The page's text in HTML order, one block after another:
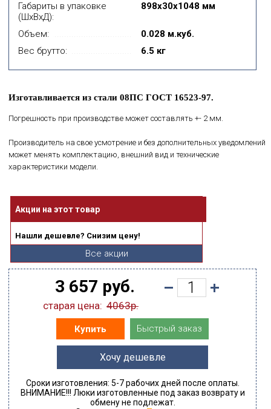
Габариты в упаковке
(ШхВхД):
898x30x1048 мм
Объем:
0.028 м.куб.
Вес брутто:
6.5 кг
Изготавливается из стали 08ПС ГОСТ 16523-97.
Погрешность при производстве может составлять +- 2 мм.
Производитель на свое усмотрение и без дополнительных уведомлений
может менять комплектацию, внешний вид и технические
характеристики модели.
Акции на этот товар
Нашли дешевле? Снизим цену!
Все акции
3 657 руб.
старая цена: 4063р.
Купить Быстрый заказ
Хочу дешевле
Сроки изготовления: 5-7 рабочих дней после оплаты.
ВНИМАНИЕ!!! Люки изготовленные под заказ возврату и
обмену не подлежат.